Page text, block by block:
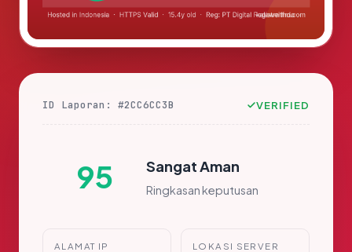
ID Laporan: #2CC6CC3B VERIFIED
95 Sangat Aman
Ringkasan keputusan
ALAMAT IP LOKASI SERVER